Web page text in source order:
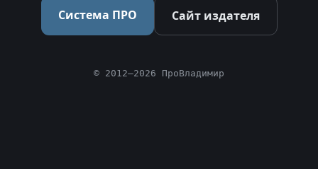
Система ПРО Сайт издателя
© 2012–2026 ПроВладимир